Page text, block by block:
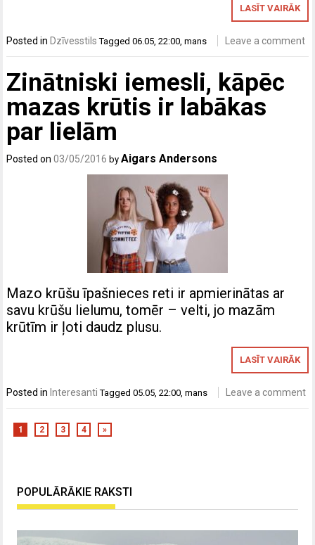
LASĪT VAIRĀK
Posted in Dzīvesstils Tagged06.05 ,22:00 ,mans Leave a comment
Zinātniski iemesli, kāpēc
mazas krūtis ir labākas
par lielām
Posted on03/05/2016 byAigars Andersons
Mazo krūšu īpašnieces reti ir apmierinātas ar
savu krūšu lielumu, tomēr – velti, jo mazām
krūtīm ir ļoti daudz plusu.
LASĪT VAIRĀK
Posted in Interesanti Tagged05.05,22:00,mans Leave a comment
1 2 3 4 »
POPULĀRĀKIE RAKSTI